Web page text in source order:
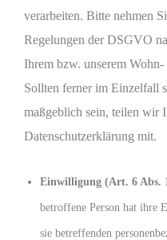
verarbeiten. Bitte nehmen
Regelungen der DSGVO
Ihrem bzw. unserem
Sollten ferner im Einzelfall
maßgeblich sein, teilen wir
Datenschutzerklärung mit.
Einwilligung (Art. 6 Abs.
betroffene Person hat ihre
sie betreffenden